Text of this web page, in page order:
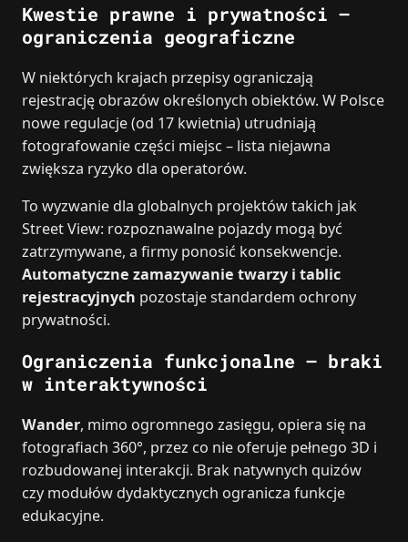
Kwestie prawne i prywatności –
ograniczenia geograficzne
W niektórych krajach przepisy ograniczają
rejestrację obrazów określonych obiektów. W Polsce
nowe regulacje (od 17 kwietnia) utrudniają
fotografowanie części miejsc – lista niejawna
zwiększa ryzyko dla operatorów.
To wyzwanie dla globalnych projektów takich jak
Street View: rozpoznawalne pojazdy mogą być
zatrzymywane, a firmy ponosić konsekwencje.
Automatyczne zamazywanie twarzy i tablic
rejestracyjnych pozostaje standardem ochrony
prywatności.
Ograniczenia funkcjonalne – braki
w interaktywności
Wander, mimo ogromnego zasięgu, opiera się na
fotografiach 360°, przez co nie oferuje pełnego 3D i
rozbudowanej interakcji. Brak natywnych quizów
czy modułów dydaktycznych ogranicza funkcje
edukacyjne.